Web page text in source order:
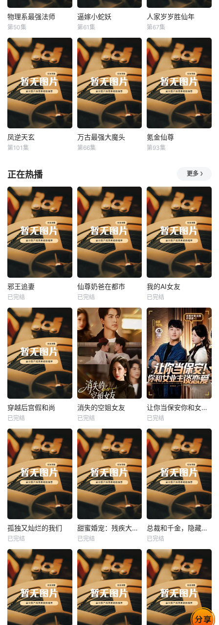
物理系最强法师
物理系最强法师
第50集
逼嫁小蛇妖
逼嫁小蛇妖
第61集
人家岁岁胜仙年
人家岁岁胜仙年
第67集
凤逆天玄
凤逆天玄
第101集
万古最强大魔头
万古最强大魔头
第66集
氪金仙尊
氪金仙尊
第93集
正在热播 更多
热播
邪王追妻
未知
邪王追妻
已完结
热播
未知
仙尊奶爸在都市
已完结
热播
我的AI女友
未知
我的AI女友
已完结
热播
未知
穿越后宫假和尚
已完结
热播
未知
消失的空姐女友
已完结
热播
未知
让你当保安你和女业主谈恋爱
已完结
热播
未知
孤独又灿烂的我们
已完结
热播
未知
甜蜜婚宠：残疾大佬夜夜撩
已完结
热播
未知
总裁和千金，隐藏身份闪婚了
已完结